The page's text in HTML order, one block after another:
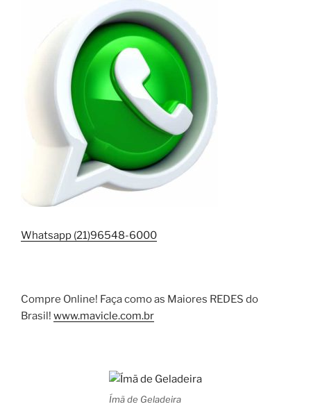
Whatsapp (21)96548-6000
Compre Online! Faça como as Maiores REDES do
Brasil! www.mavicle.com.br
Ímã de Geladeira